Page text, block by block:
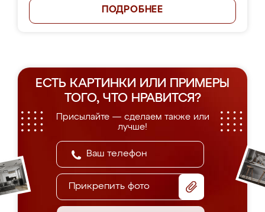
ПОДРОБНЕЕ
ЕСТЬ КАРТИНКИ ИЛИ ПРИМЕРЫ
ТОГО, ЧТО НРАВИТСЯ?
Присылайте — сделаем также или
лучше!
Прикрепить фото